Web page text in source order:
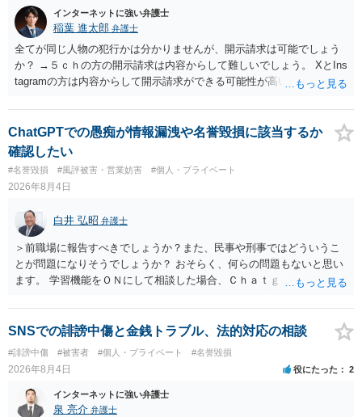
インターネットに強い弁護士
稲葉 進太郎 弁護士
全てが同じ人物の犯行かは分かりませんが、開示請求は可能でしょう
か？ →５ｃｈの方の開示請求は内容からして難しいでしょう。 XとIns
tagramの方は内容からして開示請求ができる可能性が高いでしょう。
いでしょう。７月中にアカウントが削除されている場合、今から進め
ても失敗する可能性が高いように思われます。 相手を特定できた場
合、相手に全ての弁護士費用を負担させることは可能でしょうか？ →
訴訟外の交渉で相手方が認めれば負担させることができるでしょう。
訴訟で判決となった場合は、実際の弁護士費用が認められる場合と認
められない場合があり何ともいえないところでしょう。
ChatGPTでの愚痴が情報漏洩や名誉毀損に該当するか
確認したい
#名誉毀損 #風評被害・営業妨害 #個人・プライベート
2026年8月4日
白井 弘昭 弁護士
＞前職場に報告すべきでしょうか？また、民事や刑事ではどういうこ
とが問題になりそうでしょうか？ おそらく、何らの問題もないと思い
ます。 学習機能をＯＮにして相談した場合、Ｃｈａｔｇｐｔがｏｐｅ
する可能性がありますが、個人名や会社名を特定していない限り、一
般論として抽象化されて回答に織り込まれる可能性が生じるにすぎま
せんので、その情報自体が、秘密情報に当たるとは思えませんし、名
誉棄損として、個人や会社に対する誹謗中傷の不特定多数への公開に
当たるとも思われません。 もちろん、誰がその内容をｃｈａｔｇｐｔ
に入力したかも第三者にしられることはないので、個人や会社の特定
をせずに書き込んだことで（おそらく特定して書き込んだとして
SNSでの誹謗中傷と金銭トラブル、法的対応の相談
#誹謗中傷 #被害者 #個人・プライベート #名誉毀損
2026年8月4日 役にたった 2
インターネットに強い弁護士
泉 亮介 弁護士